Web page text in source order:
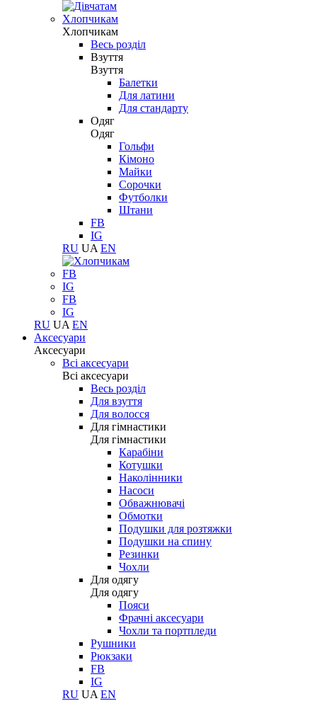
Хлопчикам
Хлопчикам
Весь розділ
Взуття
Взуття
Балетки
Для латини
Для стандарту
Одяг
Одяг
Гольфи
Кімоно
Майки
Сорочки
Футболки
Штани
FB
IG
RU UA EN
FB
IG
FB
IG
RU UA EN
Аксесуари
Аксесуари
Всі аксесуари
Всі аксесуари
Весь розділ
Для взуття
Для волосся
Для гімнастики
Для гімнастики
Карабіни
Котушки
Наколінники
Насоси
Обважнювачі
Обмотки
Подушки для розтяжки
Подушки на спину
Резинки
Чохли
Для одягу
Для одягу
Пояси
Фрачні аксесуари
Чохли та портпледи
Рушники
Рюкзаки
FB
IG
RU UA EN